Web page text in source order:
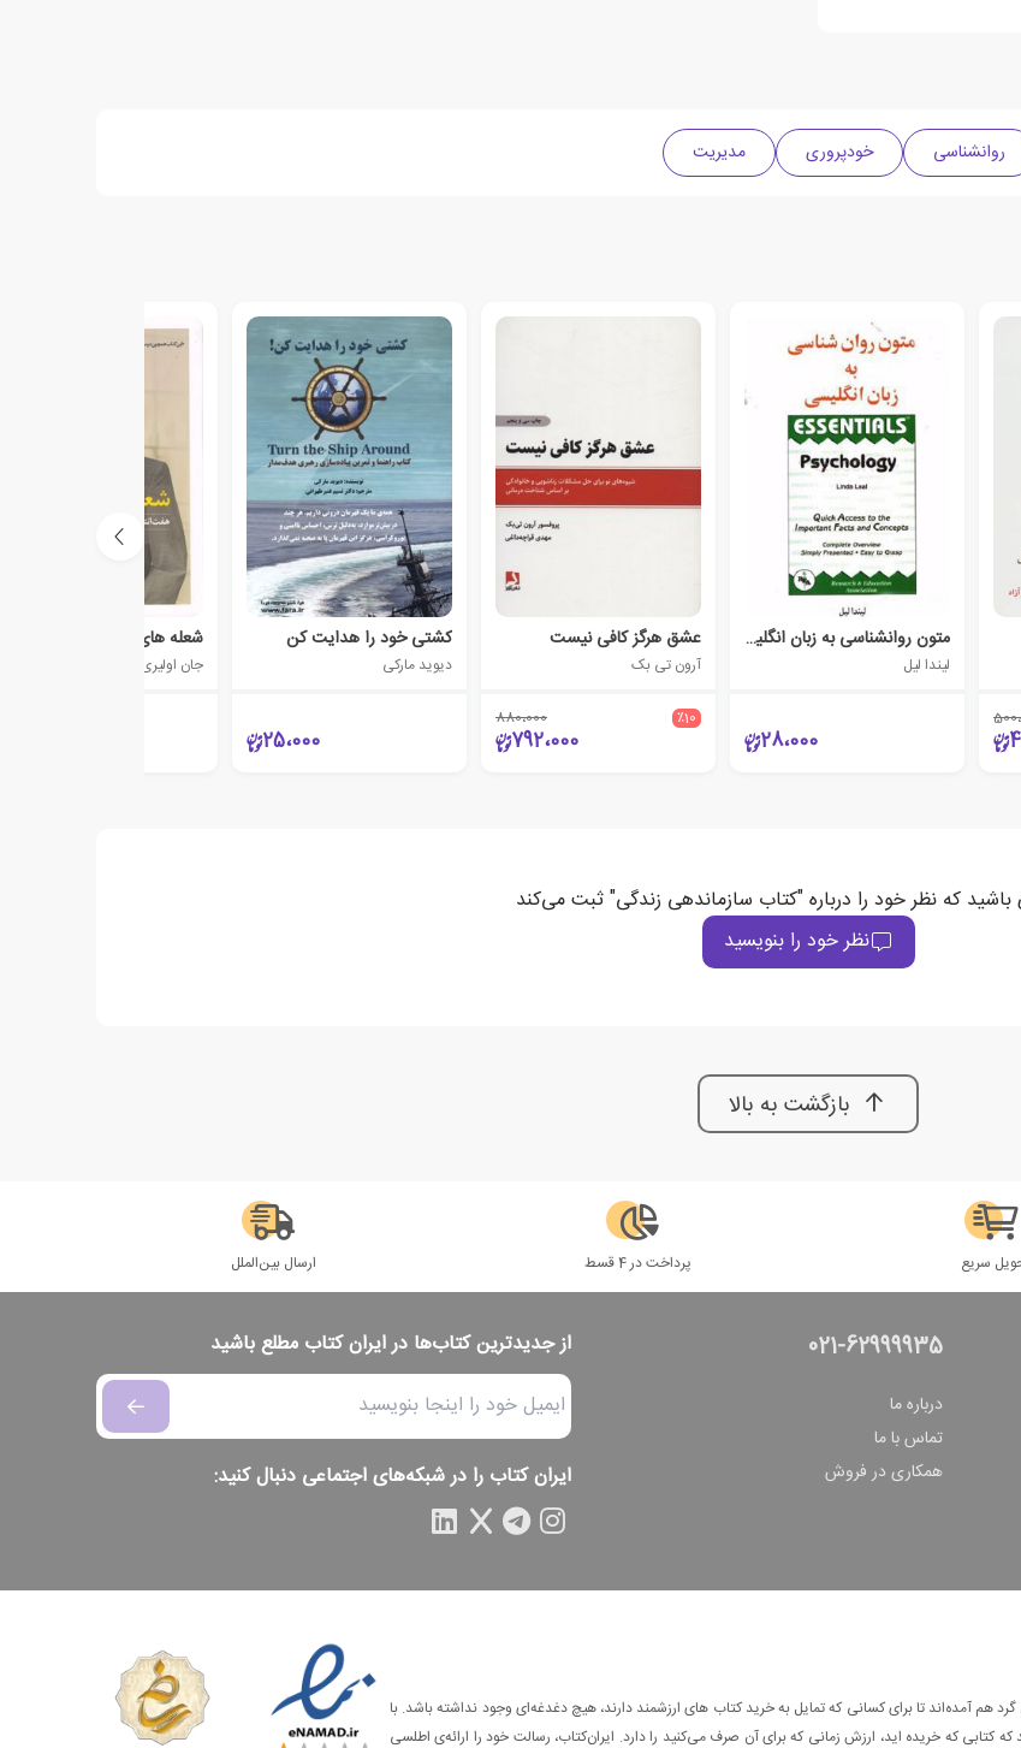
روانشناسی خودپروری مدیریت
متون روانشناسی به زبان انگلیسی
لیندا لیل
28،000
عشق هرگز کافی نیست
آرون تی بک
٪10 880،000
792،000
کشتی خود را هدایت کن
دیوید مارکی
25،000
شعله های اشتیاق
جان اولیری
باشید که نظر خود را درباره "کتاب سازماندهی زندگی" ثبت می‌کند
نظر خود را بنویسید
بازگشت به بالا
سریع پرداخت در 4 قسط ارسال بین‌الملل
021-62999935
درباره ما
تماس با ما
همکاری در فروش
از جدیدترین کتاب‌ها در ایران کتاب مطلع باشید
ایران کتاب را در شبکه‌های اجتماعی دنبال کنید:
آمده‌اند تا برای کسانی که تمایل به خرید کتاب های ارزشمند دارند، هیچ دغدغه‌ای وجود نداشته باشد. با
که خریده اید، ارزش زمانی که برای آن صرف می‌کنید را دارد. ایران‌کتاب، رسالت خود را ارائه‌ی اطلسی